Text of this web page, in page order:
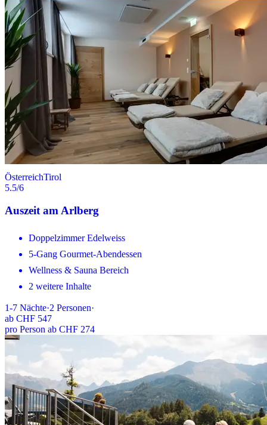
ÖsterreichTirol
5.5/6
Auszeit am Arlberg
Doppelzimmer Edelweiss
5-Gang Gourmet-Abendessen
Wellness & Sauna Bereich
2 weitere Inhalte
1-7 Nächte·2 Personen·
ab CHF 547
pro Person ab CHF 274